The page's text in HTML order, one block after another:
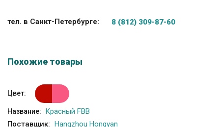
тел. в Санкт-Петербурге: 8 (812) 309-87-60
Похожие товары
Цвет:
Название:
Красный FBB
Поставщик: Hangzhou Hongyan